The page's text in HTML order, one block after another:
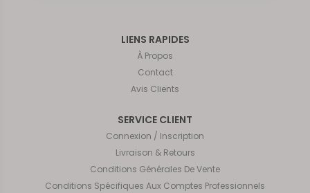
LIENS RAPIDES
À Propos
Contact
Avis Clients
SERVICE CLIENT
Connexion / Inscription
Livraison & Retours
Conditions Générales De Vente
Conditions Spécifiques Aux Comptes Professionnels